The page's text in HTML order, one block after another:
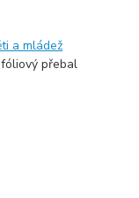
a mládež
fóliový přebal